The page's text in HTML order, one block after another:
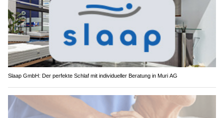
Slaap GmbH: Der perfekte Schlaf mit individueller Beratung in Muri AG